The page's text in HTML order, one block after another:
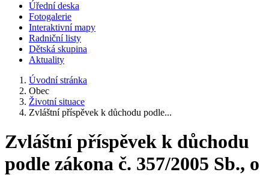
Úřední deska
Fotogalerie
Interaktivní mapy
Radniční listy
Dětská skupina
Aktuality
Úvodní stránka
Obec
Životní situace
Zvláštní příspěvek k důchodu podle...
Zvláštní příspěvek k důchodu
podle zákona č. 357/2005 Sb., o